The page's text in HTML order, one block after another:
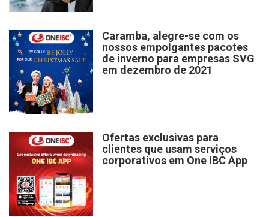
Caramba, alegre-se com os
nossos empolgantes pacotes
de inverno para empresas SVG
em dezembro de 2021
Ofertas exclusivas para
clientes que usam serviços
corporativos em One IBC App